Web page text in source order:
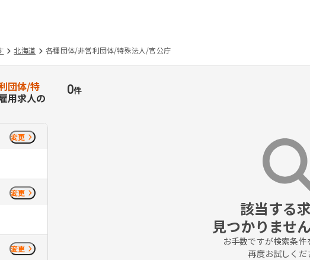
北海道 各種団体/非営利団体/特殊法人/官公庁
団体/特
用求人の
変更
変更
変更
0件
該当する
見つかりませ
お手数ですが検索条
再度お試しくだ